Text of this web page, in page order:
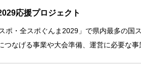
応援プロジェクト
ポ・全スポぐんま2029」で県内最多の
なげる事業や大会準備、運営に必要な事